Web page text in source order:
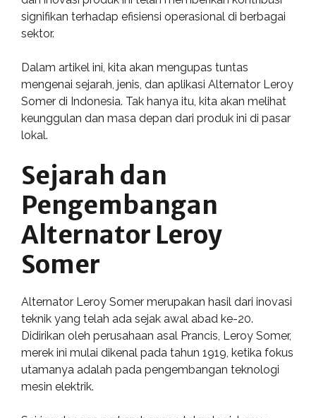
signifikan terhadap efisiensi operasional di berbagai
sektor.
Dalam artikel ini, kita akan mengupas tuntas
mengenai sejarah, jenis, dan aplikasi Alternator Leroy
Somer di Indonesia. Tak hanya itu, kita akan melihat
keunggulan dan masa depan dari produk ini di pasar
lokal.
Sejarah dan
Pengembangan
Alternator Leroy
Somer
Alternator Leroy Somer merupakan hasil dari inovasi
teknik yang telah ada sejak awal abad ke-20.
Didirikan oleh perusahaan asal Prancis, Leroy Somer,
merek ini mulai dikenal pada tahun 1919, ketika fokus
utamanya adalah pada pengembangan teknologi
mesin elektrik.